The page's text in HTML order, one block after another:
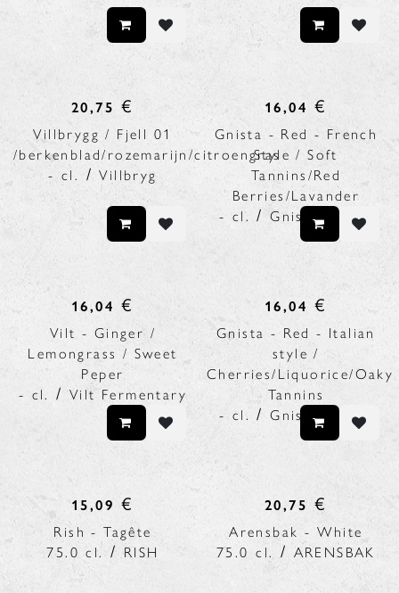
20,75 €
Villbrygg / Fjell 01
/berkenblad/rozemarijn/citroengras
- cl. /Villbryg
16,04 €
Gnista - Red - French
Style / Soft
Tannins/Red
Berries/Lavander
- cl. /Gnista Spirits
16,04 €
Vilt - Ginger /
Lemongrass / Sweet
Peper
- cl. /Vilt Fermentary
16,04 €
Gnista - Red - Italian
style /
Cherries/Liquorice/Oaky
Tannins
- cl. /Gnista Spirits
15,09 €
Rish - Tagête
75.0 cl. / RISH
20,75 €
Arensbak - White
75.0 cl. / ARENSBAK